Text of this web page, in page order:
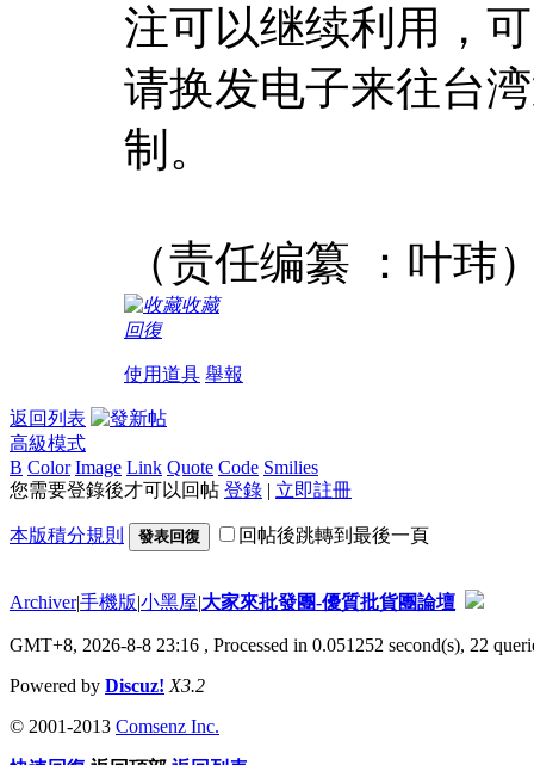
注可以继续利用，
请换发电子来往台
制。
（责任编纂 ：叶玮
收藏
回復
使用道具 舉報
返回列表
高級模式
B Color Image Link Quote Code Smilies
您需要登錄後才可以回帖 登錄 | 立即註冊
本版積分規則 發表回復 回帖後跳轉到最後一頁
Archiver|手機版|小黑屋|大家來批發團-優質批貨團論壇
GMT+8, 2026-8-8 23:16 , Processed in 0.051252 second(s), 22
Powered by Discuz! X3.2
© 2001-2013 Comsenz Inc.